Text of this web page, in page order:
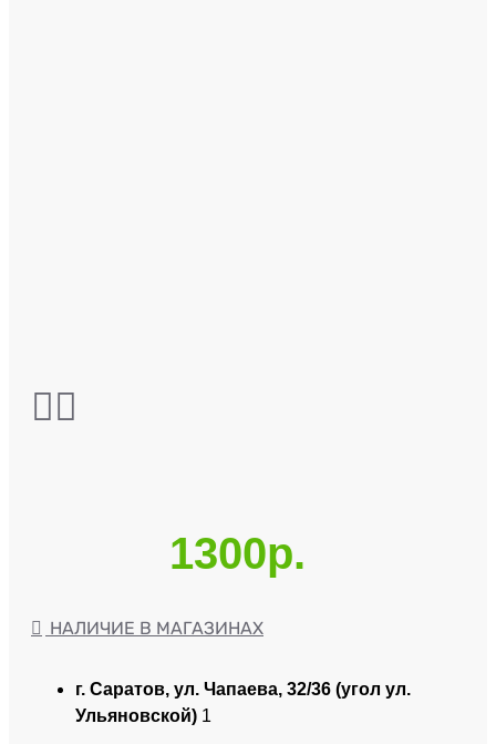
1300р.
НАЛИЧИЕ В МАГАЗИНАХ
г. Саратов, ул. Чапаева, 32/36 (угол ул.
Ульяновской) 1